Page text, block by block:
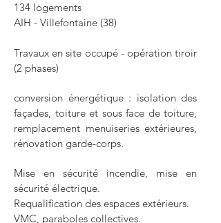
134 logements
AIH - Villefontaine (38)
Travaux en site occupé - opération tiroir
(2 phases)
conversion énergétique : isolation des
façades, toiture et sous face de toiture,
remplacement menuiseries extérieures,
rénovation garde-corps.
Mise en sécurité incendie, mise en
sécurité électrique.
Requalification des espaces extérieurs.
VMC, paraboles collectives.